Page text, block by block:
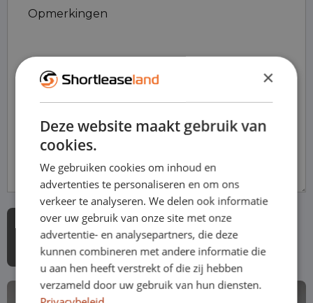
Opmerkingen
×
Deze website maakt gebruik van
cookies.
We gebruiken cookies om inhoud en
advertenties te personaliseren en om ons
verkeer te analyseren. We delen ook informatie
over uw gebruik van onze site met onze
advertentie- en analysepartners, die deze
kunnen combineren met andere informatie die
u aan hen heeft verstrekt of die zij hebben
verzameld door uw gebruik van hun diensten.